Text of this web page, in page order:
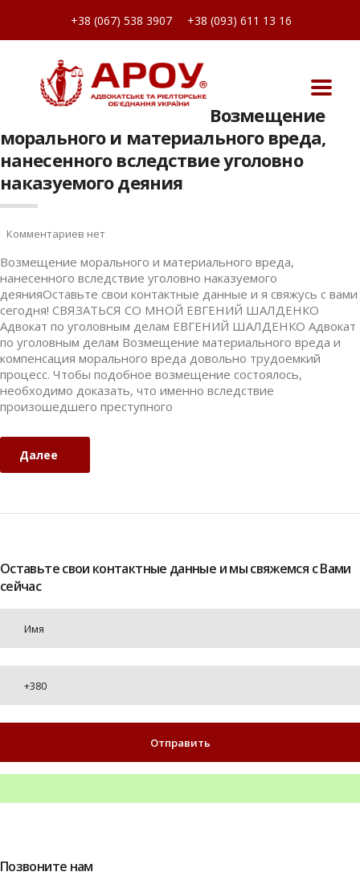
+38 (067) 538 3907 +38 (093) 611 13 16
Возмещение
морального и материального вреда,
нанесенного вследствие уголовно
наказуемого деяния
Комментариев нет
Возмещение морального и материального вреда,
нанесенного вследствие уголовно наказуемого
деянияОставьте свои контактные данные и я свяжусь с вами
сегодня! СВЯЗАТЬСЯ СО МНОЙ ЕВГЕНИЙ ШАЛДЕНКО
Адвокат по уголовным делам ЕВГЕНИЙ ШАЛДЕНКО Адвокат
по уголовным делам Возмещение материального вреда и
компенсация морального вреда довольно трудоемкий
процесс. Чтобы подобное возмещение состоялось,
необходимо доказать, что именно вследствие
произошедшего преступного
Далее
Оставьте свои контактные данные и мы свяжемся с Вами
сейчас
Позвоните нам